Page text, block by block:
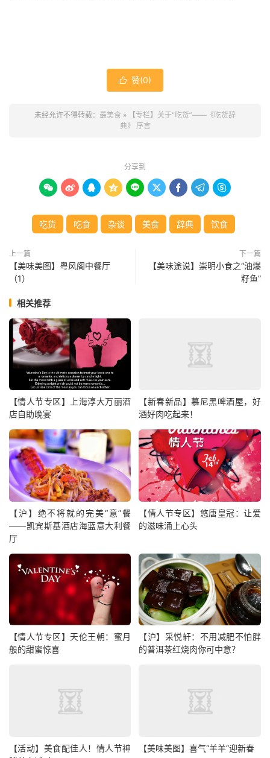
 赞(0)
未经允许不得转载： 最美食 »
【专栏】关于“吃货”——《吃货辞
典》 序言
分享到
        
吃货 吃食 杂谈 美食 辞典 饮食
上一篇
【美味美图】粤风阁中餐厅
（1）
下一篇
【美味途说】崇明小食之“油爆
籽鱼”
相关推荐
【情人节专区】上海淳大万丽酒
店自助晚宴
【新春新品】慕尼黑啤酒屋，好
酒好肉吃起来！
【沪】绝不将就的完美“意”餐
——凯宾斯基酒店海蓝意大利餐
厅
【情人节专区】悠唐皇冠：让爱
的滋味涌上心头
【情人节专区】天伦王朝：蜜月
般的甜蜜惊喜
【沪】采悦轩：不用减肥不怕胖
的普洱茶红烧肉你可中意？
【活动】美食配佳人！情人节神
【美味美图】喜气“羊羊”迎新春